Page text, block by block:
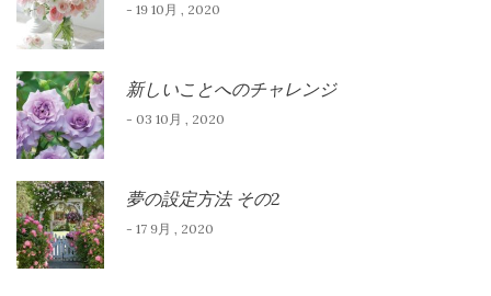
- 19 10月 , 2020
新しいことへのチャレンジ
- 03 10月 , 2020
夢の設定方法 その2
- 17 9月 , 2020